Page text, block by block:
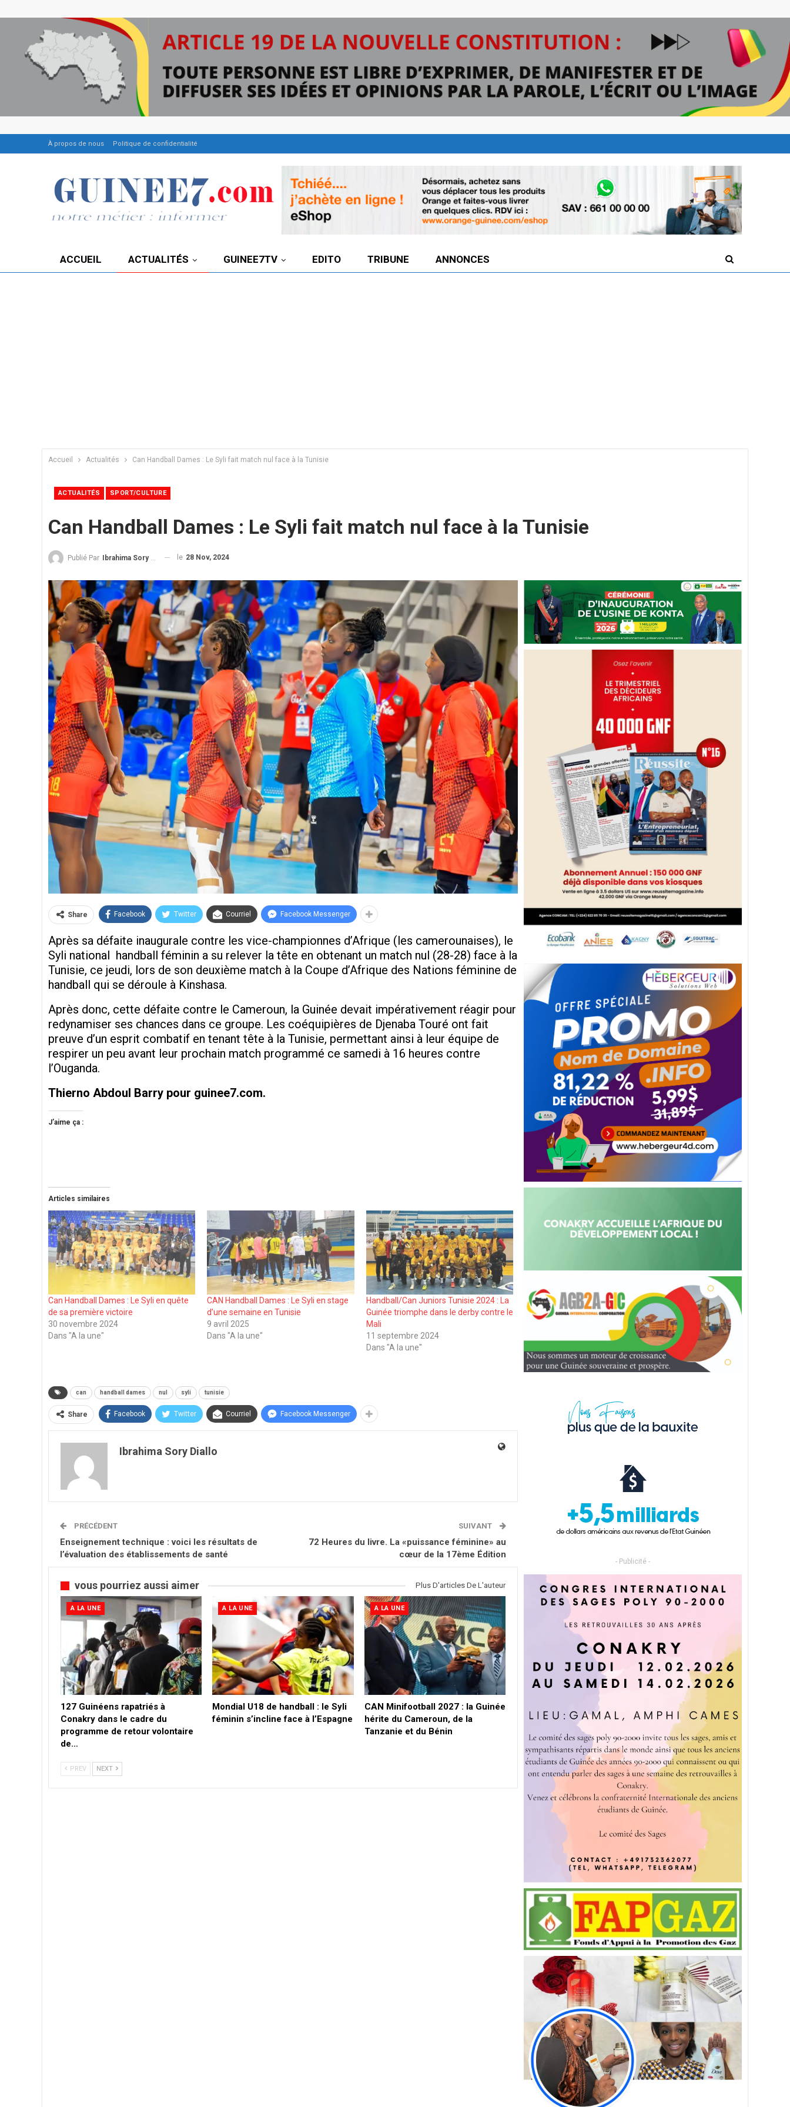
À propos de nous Politique de confidentialité
ACCUEIL ACTUALITÉS GUINEE7TV EDITO TRIBUNE ANNONCES
Accueil Actualités Can Handball Dames : Le Syli fait match nul face à la Tunisie
ACTUALITÉS SPORT/CULTURE
Can Handball Dames : Le Syli fait match nul face à la Tunisie
Publié Par Ibrahima Sory Diallo le 28 Nov, 2024
Share Facebook Twitter Courriel Facebook Messenger
Après sa défaite inaugurale contre les vice-championnes d’Afrique (les camerounaises), le
Syli national handball féminin a su relever la tête en obtenant un match nul (28-28) face à la
Tunisie, ce jeudi, lors de son deuxième match à la Coupe d’Afrique des Nations féminine de
handball qui se déroule à Kinshasa.
Après donc, cette défaite contre le Cameroun, la Guinée devait impérativement réagir pour
redynamiser ses chances dans ce groupe. Les coéquipières de Djenaba Touré ont fait
preuve d’un esprit combatif en tenant tête à la Tunisie, permettant ainsi à leur équipe de
respirer un peu avant leur prochain match programmé ce samedi à 16 heures contre
l’Ouganda.
Thierno Abdoul Barry pour guinee7.com.
J’aime ça :
Articles similaires
Can Handball Dames : Le Syli en quête
de sa première victoire
30 novembre 2024
Dans "A la une"
CAN Handball Dames : Le Syli en stage
d’une semaine en Tunisie
9 avril 2025
Dans "A la une"
Handball/Can Juniors Tunisie 2024 : La
Guinée triomphe dans le derby contre le
Mali
11 septembre 2024
Dans "A la une"
can handball dames nul syli tunisie
Share Facebook Twitter Courriel Facebook Messenger
Ibrahima Sory Diallo
PRÉCÉDENT
Enseignement technique : voici les résultats de
l’évaluation des établissements de santé
SUIVANT
72 Heures du livre. La «puissance féminine» au
cœur de la 17ème Édition
vous pourriez aussi aimer Plus D'articles De L'auteur
A LA UNE
127 Guinéens rapatriés à
Conakry dans le cadre du
programme de retour volontaire
de…
A LA UNE
Mondial U18 de handball : le Syli
féminin s’incline face à l’Espagne
A LA UNE
CAN Minifootball 2027 : la Guinée
hérite du Cameroun, de la
Tanzanie et du Bénin
PREV NEXT
- Publicité -